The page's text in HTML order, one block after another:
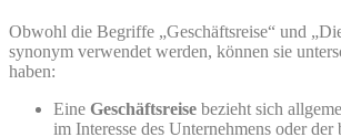
Obwohl die Begriffe „Geschäftsreise“ und
synonym verwendet werden, können sie
haben:
Eine Geschäftsreise bezieht sich
im Interesse des Unternehmens oder